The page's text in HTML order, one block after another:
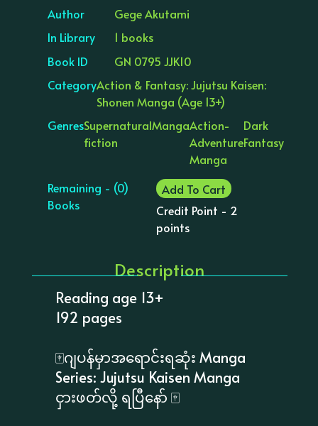
Author
Gege Akutami
In Library
1 books
Book ID
GN 0795 JJK10
CategoryAction & Fantasy: Jujutsu Kaisen:
Shonen Manga (Age 13+)
GenresSupernatural
fiction
MangaAction-
Adventure
Manga
Dark
Fantasy
Remaining - (0)
Books
Add To Cart
Credit Point - 2
points
Description
Reading age 13+
192 pages
🀄️ဂျပန်မှာအရောင်းရဆုံး Manga
Series: ​Jujutsu Kaisen Manga
ငှားဖတ်လို့ ရပြီနော် 🀄️